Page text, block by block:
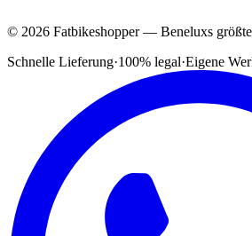
© 2026 Fatbikeshopper — Beneluxs
Schnelle Lieferung·100% legal·Eigene